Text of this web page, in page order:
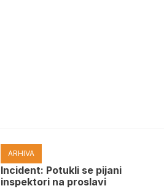
ARHIVA
Incident: Potukli se pijani
inspektori na proslavi